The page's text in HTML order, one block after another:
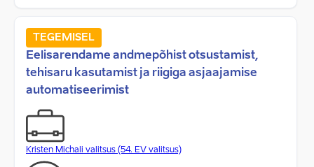
TEGEMISEL
Eelisarendame andmepõhist otsustamist,
tehisaru kasutamist ja riigiga asjaajamise
automatiseerimist
Kristen Michali valitsus (54. EV valitsus)